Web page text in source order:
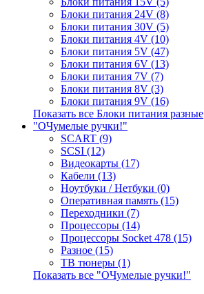
Блоки питания 24V (8)
Блоки питания 30V (5)
Блоки питания 4V (10)
Блоки питания 5V (47)
Блоки питания 6V (13)
Блоки питания 7V (7)
Блоки питания 8V (3)
Блоки питания 9V (16)
Показать все Блоки питания разные
"ОЧумелые ручки!"
SCART (9)
SCSI (12)
Видеокарты (17)
Кабели (13)
Ноутбуки / Нетбуки (0)
Оперативная память (15)
Переходники (7)
Процессоры (14)
Процессоры Socket 478 (15)
Разное (15)
ТВ тюнеры (1)
Показать все "ОЧумелые ручки!"